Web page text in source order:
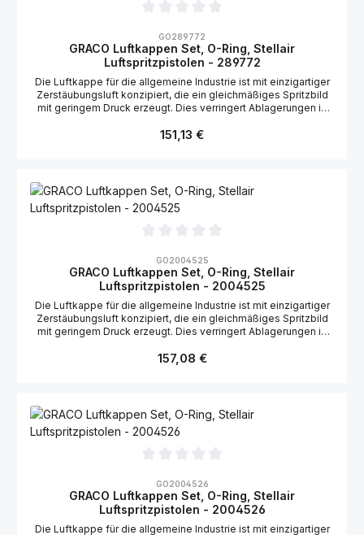
GO289772
GRACO Luftkappen Set, O-Ring, Stellair
Luftspritzpistolen - 289772
Die Luftkappe für die allgemeine Industrie ist mit einzigartiger
Zerstäubungsluft konzipiert, die ein gleichmäßiges Spritzbild
mit geringem Druck erzeugt. Dies verringert Ablagerungen in
Luftspritzpistole:2004166
Regulärer Preis:
151,13 €
GO2004525
GRACO Luftkappen Set, O-Ring, Stellair
Luftspritzpistolen - 2004525
Die Luftkappe für die allgemeine Industrie ist mit einzigartiger
Zerstäubungsluft konzipiert, die ein gleichmäßiges Spritzbild
mit geringem Druck erzeugt. Dies verringert Ablagerungen in
Luftspritzpistolen: 2006145, 2004151, 2004152, 2004153,
Regulärer Preis:
157,08 €
GO2004526
GRACO Luftkappen Set, O-Ring, Stellair
Luftspritzpistolen - 2004526
Die Luftkappe für die allgemeine Industrie ist mit einzigartiger